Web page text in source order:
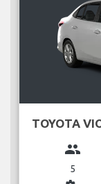
TOYOTA
group
5